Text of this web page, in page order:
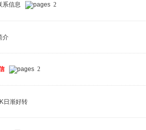
系信息 2
介
2
日渐好转